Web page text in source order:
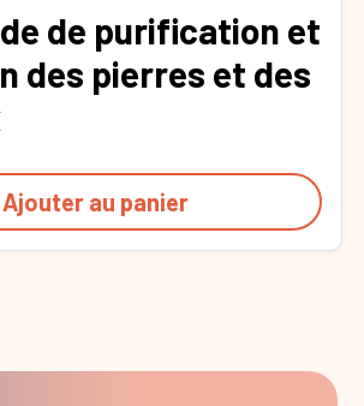
de purification et
des pierres et des
Ajouter au panier